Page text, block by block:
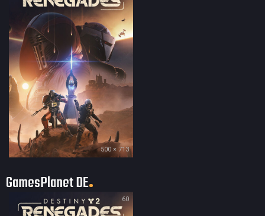
500 × 713
GamesPlanet DE
60